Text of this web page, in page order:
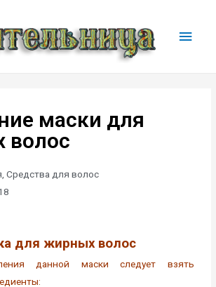
маски для
волос
,Средства для волос
для жирных волос
данной маски следует взять